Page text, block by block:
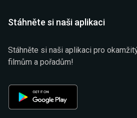
Stáhněte si naši aplikaci
Stáhněte si naši aplikaci pro
filmům a pořadům!